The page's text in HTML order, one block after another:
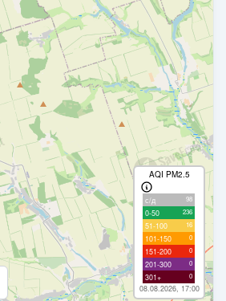
AQI PM2.5
с/д 98
0-50 236
51-100 16
101-150 0
151-200 0
201-300 0
301+ 0
08.08.2026, 17:00